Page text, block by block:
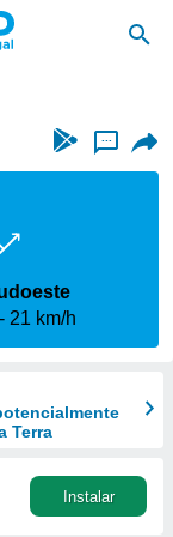
...
21 km/h
Terra
Instalar